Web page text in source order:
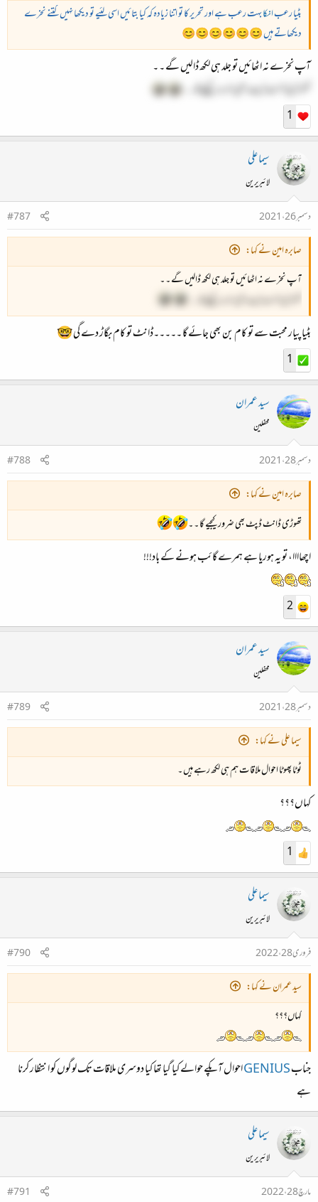
بٹیا رعبانکابہت رعب ہے اور تحریر کا تو اتنا زیادہ کہ کیا بتائیں اسی لئیے تو دیکھا نہیں کتنے نخرے
دیکھاتے ہیں 😊😊😊😊😊😊
آپ نخرے نہ اٹھائیں تو جلد ہی لکھ ڈالیں گے ۔ ۔
تھوڑی ڈانٹ ڈپٹ بھی ضرورکیجیے گا ۔ ۔
1
سیما علی
لائبریرین
دسمبر 26، 2021
#787
صابرہ امین نے کہا:
آپ نخرے نہ اٹھائیں تو جلد ہی لکھ ڈالیں گے ۔ ۔
تھوڑی ڈانٹ ڈپٹ بھی ضرورکیجیے گا ۔ ۔
بٹیا پیار محبت سے تو کام بن بھی جائے گا ۔۔۔۔۔ڈانٹ تو کام بگاڑ دے گی 🤓
1
سید عمران
محفلین
دسمبر 28، 2021
#788
صابرہ امین نے کہا:
تھوڑی ڈانٹ ڈپٹ بھی ضرورکیجیے گا ۔ ۔
اچھاااا، تو یہ ہوریا ہے ہمرے گائب ہونے کے باد!!!
2
سید عمران
محفلین
دسمبر 28، 2021
#789
سیما علی نے کہا:
ٹوٹا پھوٹا احوال ملاقات ہم ہی لکھ رہے ہیں ۔
کہاں؟؟؟
1
سیما علی
لائبریرین
فروری 28، 2022
#790
سید عمران نے کہا:
کہاں؟؟؟
جنابGENIUSاحوال آپکے حوالے کیا گیا تھا کیا دوسری ملاقات تک لوگوں کو انتظار کرنا
ہے
سیما علی
لائبریرین
مارچ 28، 2022
#791